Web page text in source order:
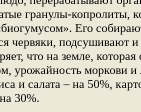
гранулы-копролиты,
Его
червяки, подсушивают
что на земле,
урожайность моркови
и салата – на 50%,
30%.